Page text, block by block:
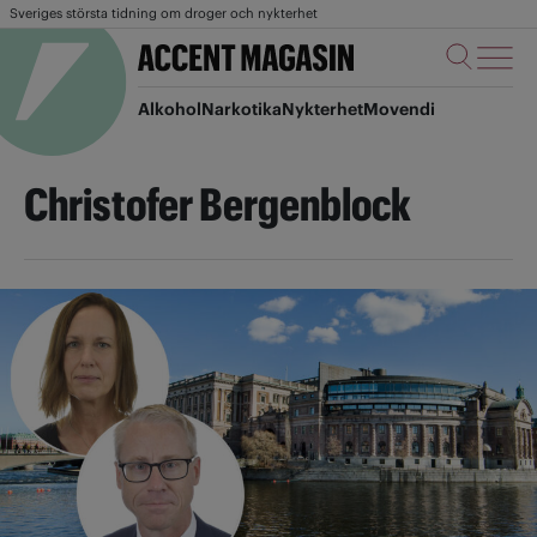
Sveriges största tidning om droger och nykterhet
AlkoholNarkotikaNykterhetMovendi
Christofer Bergenblock